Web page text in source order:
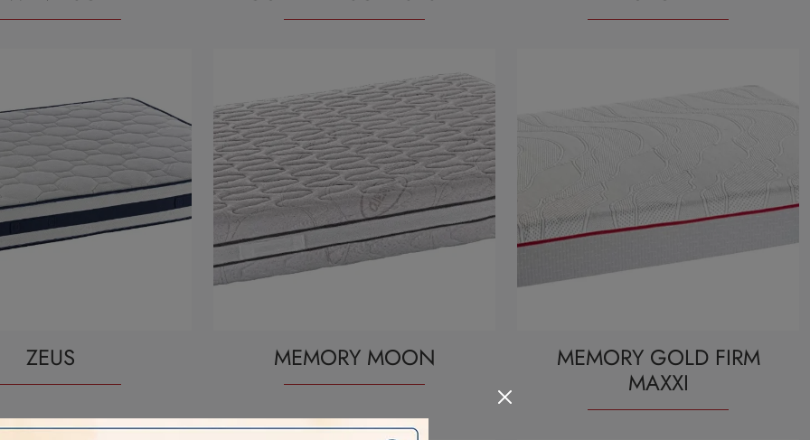
ZEUS MEMORY MOON
MEMORY GOLD FIRM
MAXXI